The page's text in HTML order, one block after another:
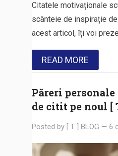
Citatele motivaționale
scânteie de inspirație
acest articol, îți voi
READ MORE
Păreri
de citit pe noul [
Posted by [ T ] BLOG — 6